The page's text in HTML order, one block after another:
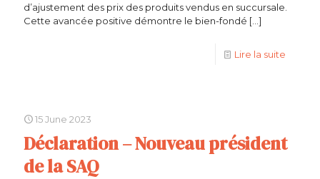
d’ajustement des prix des produits vendus en succursale.
Cette avancée positive démontre le bien-fondé […]
Lire la suite
15 June 2023
Déclaration – Nouveau président
de la SAQ